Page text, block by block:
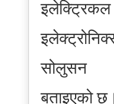
सोलुसन
बताइएको